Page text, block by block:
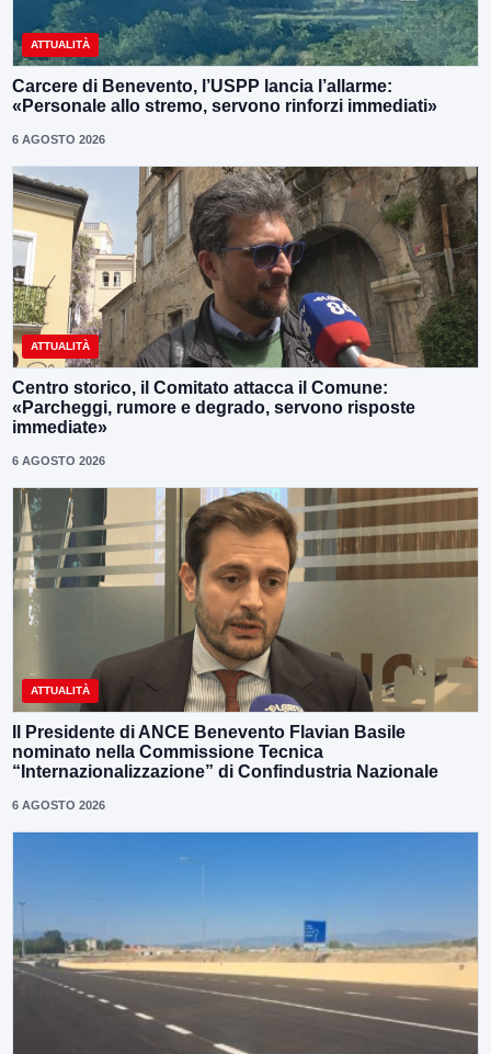
ATTUALITÀ
Carcere di Benevento, l’USPP lancia l’allarme:
«Personale allo stremo, servono rinforzi immediati»
6 AGOSTO 2026
ATTUALITÀ
Centro storico, il Comitato attacca il Comune:
«Parcheggi, rumore e degrado, servono risposte
immediate»
6 AGOSTO 2026
ATTUALITÀ
Il Presidente di ANCE Benevento Flavian Basile
nominato nella Commissione Tecnica
“Internazionalizzazione” di Confindustria Nazionale
6 AGOSTO 2026